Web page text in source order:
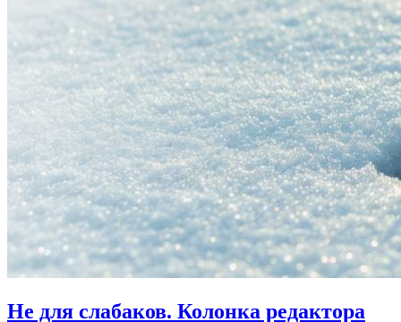
Не для слабаков. Колонка редактора